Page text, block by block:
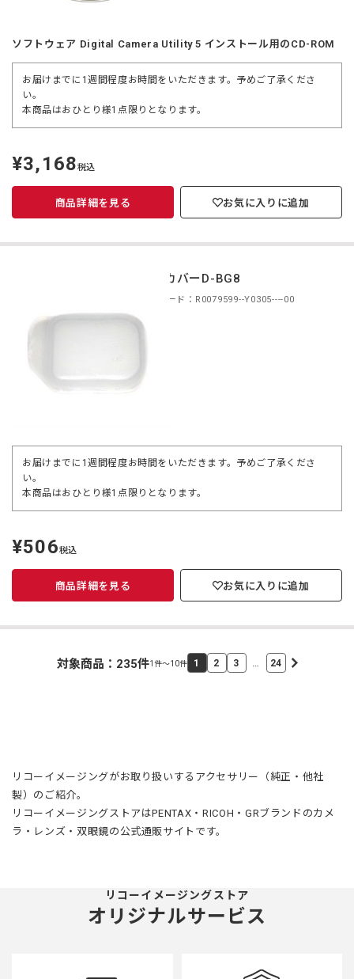
ソフトウェア Digital Camera Utility 5 インストール用のCD-ROM
お届けまでに1週間程度お時間をいただきます。予めご了承くださ
い。
本商品はおひとり様1点限りとなります。
定
価
¥3,168税込
商品詳細を見る お気に入りに追加
接点カバーD-BG8
商品コード：R0079599--Y0305----00
お届けまでに1週間程度お時間をいただきます。予めご了承くださ
い。
本商品はおひとり様1点限りとなります。
定
価
¥506税込
商品詳細を見る お気に入りに追加
対象商品： 235件1件～10件 1 2 3 … 24
リコーイメージングがお取り扱いするアクセサリー（純正・他社
製）のご紹介。
リコーイメージングストアはPENTAX・RICOH・GRブランドのカメ
ラ・レンズ・双眼鏡の公式通販サイトです。
リコーイメージングストア
オリジナルサービス